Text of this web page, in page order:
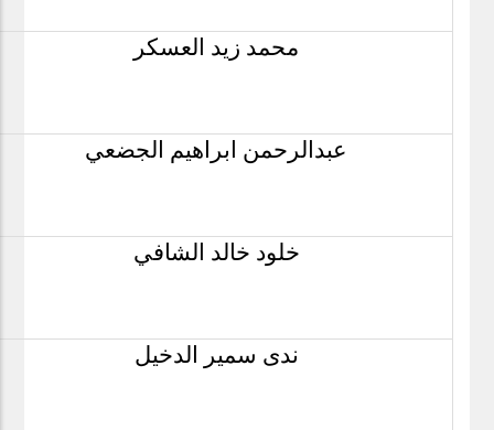
محمد زيد العسكر
عبدالرحمن ابراهيم الجضعي
خلود خالد الشافي
ندى سمير الدخيل